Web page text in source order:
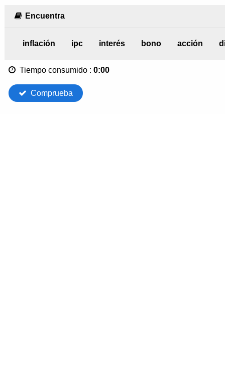
Encuentra
inflación ipc interés bono acción
Tiempo consumido : 0:00
Comprueba